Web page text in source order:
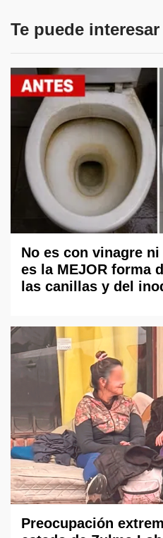
Te puede interesar
No es con vinagre
es la MEJOR forma
las canillas y del
Preocupación